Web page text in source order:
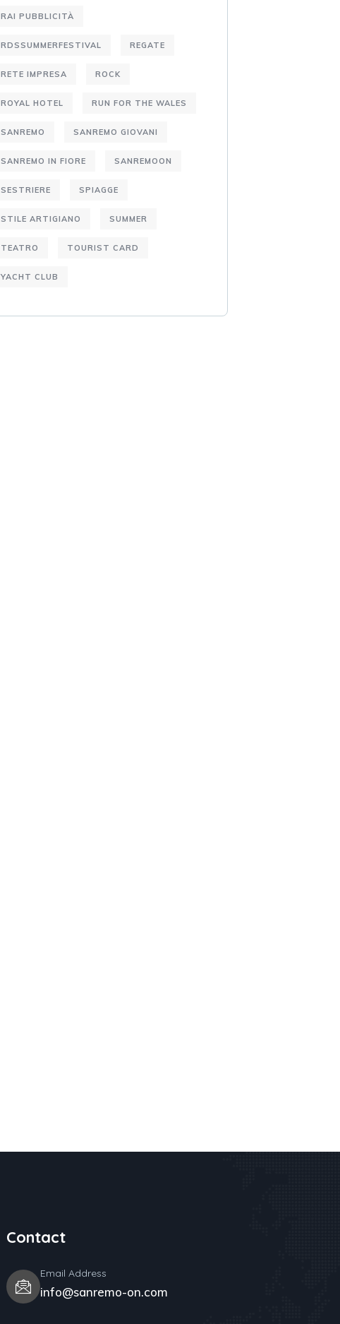
RAI PUBBLICITÀ
RDSSUMMERFESTIVAL REGATE
RETE IMPRESA ROCK
ROYAL HOTEL RUN FOR THE WALES
SANREMO SANREMO GIOVANI
SANREMO IN FIORE SANREMOON
SESTRIERE SPIAGGE
STILE ARTIGIANO SUMMER
TEATRO TOURIST CARD
YACHT CLUB
Contact
Email Address
info@sanremo-on.com